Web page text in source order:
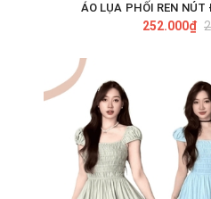
ÁO LỤA PHỐI REN
252.000₫